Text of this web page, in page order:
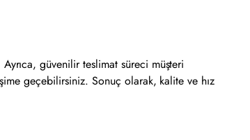
güvenilir teslimat süreci müşteri
geçebilirsiniz. Sonuç olarak, kalite ve hız